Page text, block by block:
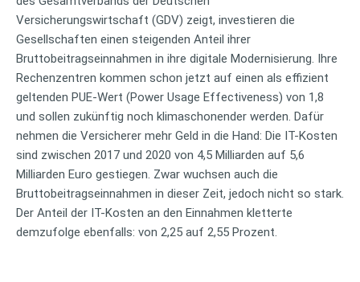
Versicherungswirtschaft (GDV) zeigt, investieren die
Gesellschaften einen steigenden Anteil ihrer
Bruttobeitragseinnahmen in ihre digitale Modernisierung. Ihre
Rechenzentren kommen schon jetzt auf einen als effizient
geltenden PUE-Wert (Power Usage Effectiveness) von 1,8
und sollen zukünftig noch klimaschonender werden. Dafür
nehmen die Versicherer mehr Geld in die Hand: Die IT-Kosten
sind zwischen 2017 und 2020 von 4,5 Milliarden auf 5,6
Milliarden Euro gestiegen. Zwar wuchsen auch die
Bruttobeitragseinnahmen in dieser Zeit, jedoch nicht so stark.
Der Anteil der IT-Kosten an den Einnahmen kletterte
demzufolge ebenfalls: von 2,25 auf 2,55 Prozent.